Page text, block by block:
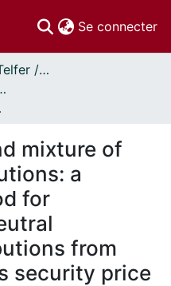
Se connecter
École de gestion Telfer // Telfer School of Management
- Working Papers
security price
mixture of
a
for
from
security price